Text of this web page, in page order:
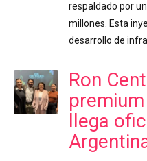
respaldado por
millones. Esta
desarrollo de
Ron
llega